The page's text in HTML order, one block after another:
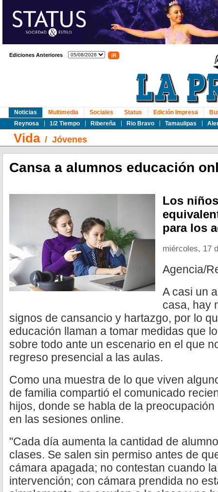
Ediciones Anteriores
Noticias
Reynosa
1/2 Tiempo Ribereña Rio Bravo Tamaulipas
Multimedia Sociales Status Edición Impresa
Vida/ Jóvenes
Cansa a alumnos educación
Los
para los
miércoles, 17
Agencia/
A casi un
casa, hay
signos de cansancio y hartazgo, por lo
educación llaman a tomar medidas que
sobre todo ante un escenario en el que
regreso presencial a las aulas.
Como una muestra de lo que viven
de familia compartió el comunicado
hijos, donde se habla de la
en las sesiones online.
"Cada día aumenta la cantidad de
clases. Se salen sin permiso antes de
cámara apagada; no contestan cuando
intervención; con cámara prendida no